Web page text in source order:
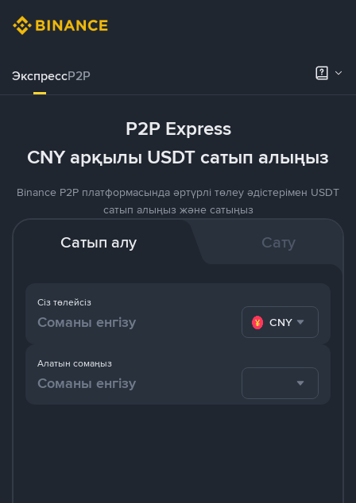
ЭкспрессP2P
P2P Express
CNY арқылы USDT сатып алыңыз
Binance P2P платформасында әртүрлі төлеу әдістерімен USDT
сатып алыңыз және сатыңыз
Сатып алу Сату
Сіз төлейсіз
CNY
Алатын сомаңыз